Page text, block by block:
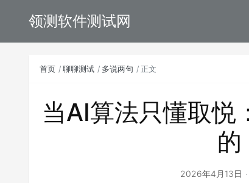
领测软件测试网
首页 聊聊测试 多说两句 正文
当AI算法只懂取悦
的
2026年4月13日